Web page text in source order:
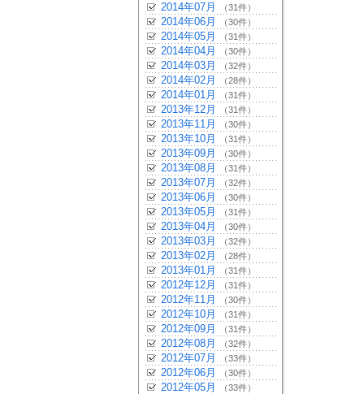
2014年07月 （31件）
2014年06月 （30件）
2014年05月 （31件）
2014年04月 （30件）
2014年03月 （32件）
2014年02月 （28件）
2014年01月 （31件）
2013年12月 （31件）
2013年11月 （30件）
2013年10月 （31件）
2013年09月 （30件）
2013年08月 （31件）
2013年07月 （32件）
2013年06月 （30件）
2013年05月 （31件）
2013年04月 （30件）
2013年03月 （32件）
2013年02月 （28件）
2013年01月 （31件）
2012年12月 （31件）
2012年11月 （30件）
2012年10月 （31件）
2012年09月 （31件）
2012年08月 （32件）
2012年07月 （33件）
2012年06月 （30件）
2012年05月 （33件）